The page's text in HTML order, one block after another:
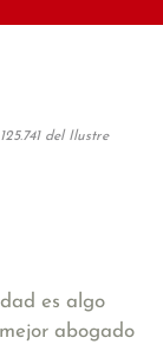
del Ilustre
es algo
abogado